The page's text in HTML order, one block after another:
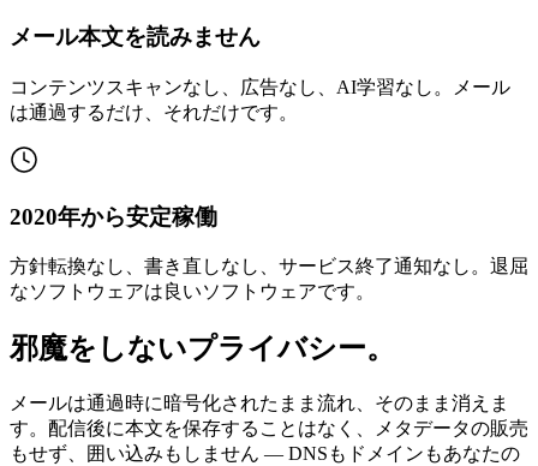
メール本文を読みません
コンテンツスキャンなし、広告なし、AI学習なし。メール
は通過するだけ、それだけです。
2020年から安定稼働
方針転換なし、書き直しなし、サービス終了通知なし。退屈
なソフトウェアは良いソフトウェアです。
邪魔をしないプライバシー。
メールは通過時に暗号化されたまま流れ、そのまま消えま
す。配信後に本文を保存することはなく、メタデータの販売
もせず、囲い込みもしません — DNSもドメインもあなたの